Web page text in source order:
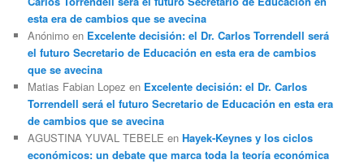
esta era de cambios que se avecina
Anónimo en Excelente decisión: el Dr. Carlos Torrendell será
el futuro Secretario de Educación en esta era de cambios
que se avecina
Matias Fabian Lopez en Excelente decisión: el Dr. Carlos
Torrendell será el futuro Secretario de Educación en esta era
de cambios que se avecina
AGUSTINA YUVAL TEBELE enHayek-Keynes y los ciclos
económicos: un debate que marca toda la teoría económica